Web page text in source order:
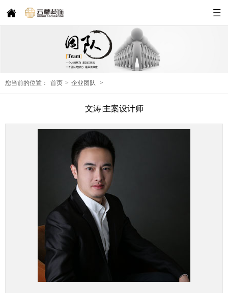
您当前的位置： 首页 > 企业团队 >
文涛|主案设计师